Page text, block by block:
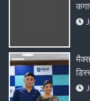
मैक्स